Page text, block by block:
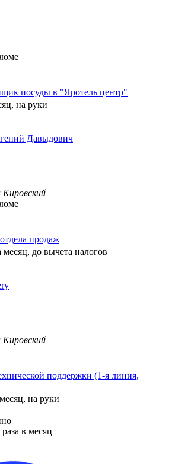
посуды в "Яротель центр"
на руки
Давыдович
Кировский
продаж
месяц, до вычета налогов
Кировский
поддержки (1-я линия,
на руки
в месяц